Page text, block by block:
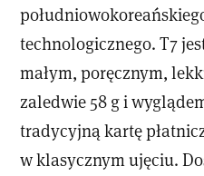
technologicznego. T7
małym, poręcznym,
zaledwie 58 g i
tradycyjną kartę
w klasycznym ujęciu.